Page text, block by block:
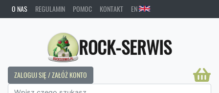
O NAS REGULAMIN POMOC KONTAKT EN
ROCK-SERWIS
ZALOGUJ SIĘ / ZAŁÓŻ KONTO